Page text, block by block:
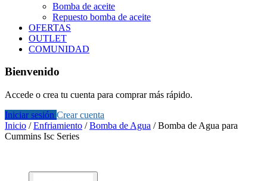
Bomba de aceite
Repuesto bomba de aceite
OFERTAS
OUTLET
COMUNIDAD
Bienvenido
Accede o crea tu cuenta para comprar más rápido.
Iniciar sesión Crear cuenta
Inicio /Enfriamiento /Bomba de Agua /Bomba de Agua para
Cummins Isc Series